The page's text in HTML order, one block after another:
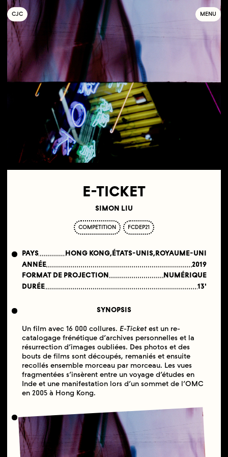
COLLECTIF
JEUNE
C INÉMA MENU
E-TICKET
SIMON LIU
COMPETITION FCDEP21
PAYS
HONG KONG,ÉTATS-UNIS,ROYAUME-UNI
ANNÉE
2019
FORMAT DE PROJECTION
NUMÉRIQUE
DURÉE
13'
SYNOPSIS
Un film avec 16 000 collures. E-Ticketest un re-
catalogage frénétique d’archives personnelles et la
résurrection d’images oubliées. Des photos et des
bouts de films sont découpés, remaniés et ensuite
recollés ensemble morceau par morceau. Les vues
fragmentées s’insèrent entre un voyage d’études en
Inde et une manifestation lors d’un sommet de l’OMC
en 2005 à Hong Kong.